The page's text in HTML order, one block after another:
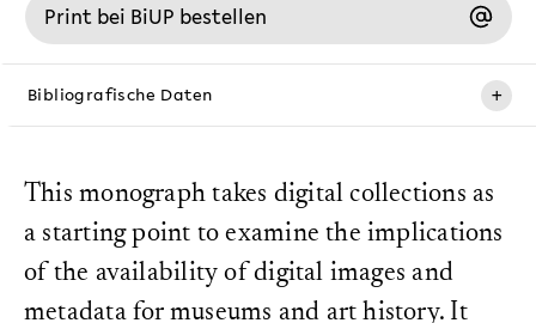
This monograph takes digital collections as
a starting point to examine the implications
of the availability of digital images and
metadata for museums and art history. It
Print bei BiUP bestellen
Bibliografische Daten +
ISBN (PDF):
978-3-69129-007-3
ISBN (Print):
978-3-69129-003-5